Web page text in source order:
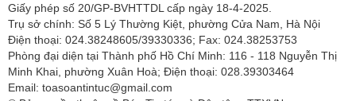
Giấy phép số 20/GP-BVHTTDL cấp ngày 18-4-2025.
Trụ sở chính: Số 5 Lý Thường Kiệt, phường Cửa Nam, Hà Nội
Điện thoại: 024.38248605/39330336; Fax: 024.38253753
Phòng đại diện tại Thành phố Hồ Chí Minh: 116 - 118 Nguyễn Thị
Minh Khai, phường Xuân Hoà; Điện thoại: 028.39303464
Email: toasoantintuc@gmail.com